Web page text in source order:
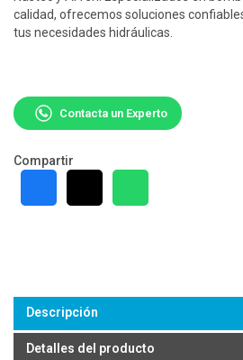
calidad, ofrecemos soluciones
tus necesidades hidráulicas.
Contacta un Experto
Compartir
Descripción
Detalles del producto